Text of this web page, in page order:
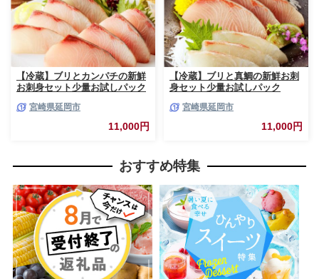
【冷蔵】ブリとカンパチの新鮮
お刺身セット少量お試しパック
宮崎県延岡市
11,000円
【冷蔵】ブリと真鯛の新鮮お刺
身セット少量お試しパック
宮崎県延岡市
11,000円
おすすめ特集